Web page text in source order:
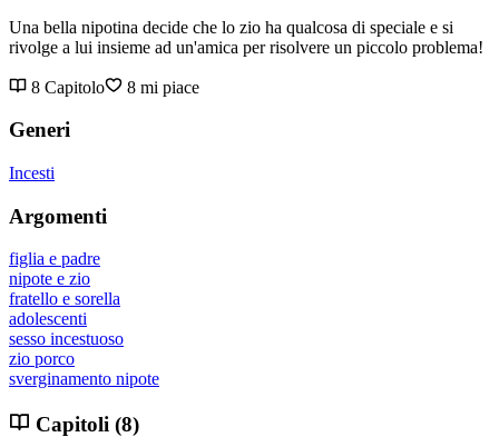
Una bella nipotina decide che lo zio ha qualcosa di speciale e si
rivolge a lui insieme ad un'amica per risolvere un piccolo problema!
8 Capitolo 8 mi piace
Generi
Incesti
Argomenti
figlia e padre
nipote e zio
fratello e sorella
adolescenti
sesso incestuoso
zio porco
sverginamento nipote
Capitoli (8)